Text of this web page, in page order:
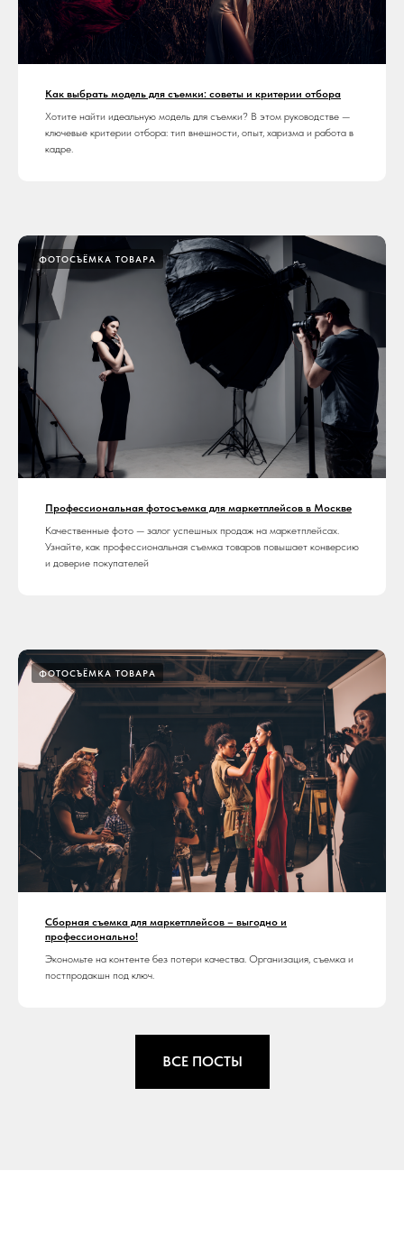
Как выбрать модель для съемки: советы и критерии отбора
Хотите найти идеальную модель для съемки? В этом руководстве —
ключевые критерии отбора: тип внешности, опыт, харизма и работа в
кадре.
ФОТОСЪЁМКА ТОВАРА
Профессиональная фотосъемка для маркетплейсов в Москве
Качественные фото — залог успешных продаж на маркетплейсах.
Узнайте, как профессиональная съемка товаров повышает конверсию
и доверие покупателей
ФОТОСЪЁМКА ТОВАРА
Сборная съемка для маркетплейсов – выгодно и
профессионально!
Экономьте на контенте без потери качества. Организация, съемка и
постпродакшн под ключ.
ВСЕ ПОСТЫ